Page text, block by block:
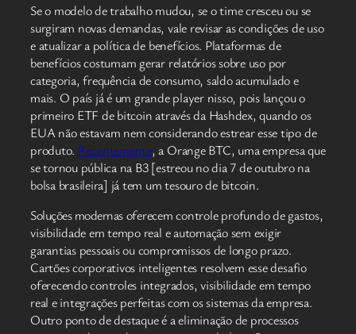
Se o modelo de trabalho mudou, se o time cresceu ou se
surgiram novas demandas, vale revisar as condições de uso
e atualizar a política de benefícios. Plataformas de
benefícios costumam gerar relatórios sobre uso por
categoria, frequência de consumo, saldo acumulado e
mais. O país já é um grande player nisso, pois lançou o
primeiro ETF de bitcoin através da Hashdex, quando os
EUA não estavam nem considerando estrear esse tipo de
produto. Recentemente, a Orange BTC, uma empresa que
se tornou pública na B3 [estreou no dia 7 de outubro na
bolsa brasileira] já tem um tesouro de bitcoin.
Soluções modernas oferecem controle profundo de gastos,
visibilidade em tempo real e automação sem exigir
garantias pessoais ou compromissos de longo prazo.
Cartões corporativos inteligentes resolvem esse desafio
oferecendo controles integrados, visibilidade em tempo
real e integrações perfeitas com os sistemas da empresa.
Outro ponto de destaque é a eliminação de processos